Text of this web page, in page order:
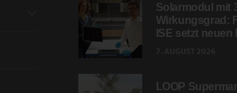
Solarmodul mit
Wirkungsgrad:
ISE setzt neuen
LOOP